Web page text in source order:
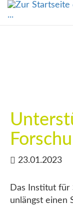
23.01.2023
Das Institut für
unlängst einen